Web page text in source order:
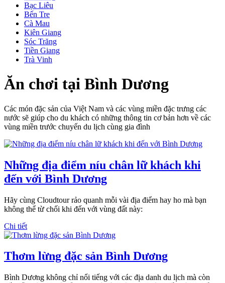
Bạc Liêu
Bến Tre
Cà Mau
Kiên Giang
Sóc Trăng
Tiền Giang
Trà Vinh
Ăn chơi tại Bình Dương
Các món đặc sản của Việt Nam và các vùng miền đặc trưng các
nước sẽ giúp cho du khách có những thông tin cơ bản hơn về các
vùng miền trước chuyến du lịch cùng gia đình
Những địa điểm níu chân lữ khách khi
đến với Bình Dương
Hãy cùng Cloudtour rảo quanh mỗi vài địa điểm hay ho mà bạn
không thể từ chối khi đến với vùng đất này:
Chi tiết
Thơm lừng đặc sản Bình Dương
Bình Dương không chỉ nổi tiếng với các địa danh du lịch mà còn